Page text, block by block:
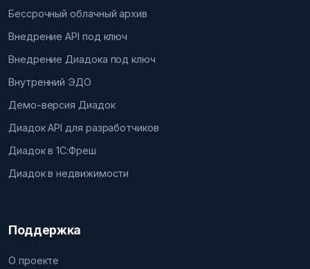
Бессрочный облачный архив
Внедрение API под ключ
Внедрение Диадока под ключ
Внутренний ЭДО
Демо-версия Диадок
Диадок API для разработчиков
Диадок в 1С:Фреш
Диадок в недвижимости
Поддержка
О проекте